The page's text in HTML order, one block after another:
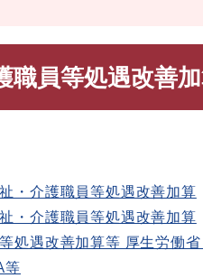
職員等処遇改善
・介護職員等処遇改善加算
・介護職員等処遇改善加算
処遇改善加算等 厚生労働
等